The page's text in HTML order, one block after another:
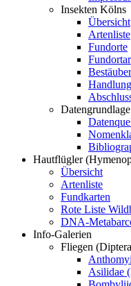
Insekten Kölns
Übersicht
Artenliste
Fundorte
Bestäuber
Datengrundlage
Hautflügler
Übersicht
Artenliste
Fundkarten
Rote Liste
DNA-
Info-Galerien
Fliegen
Asilidae